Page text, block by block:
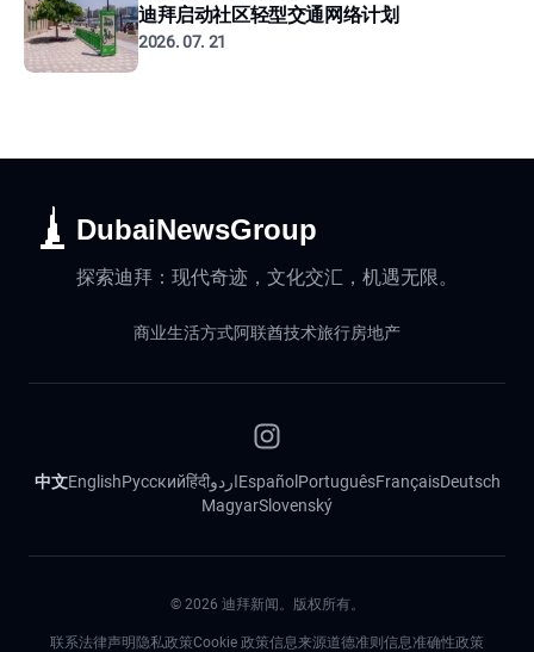
迪拜启动社区轻型交通网络计划
2026. 07. 21
DubaiNewsGroup
探索迪拜：现代奇迹，文化交汇，机遇无限。
商业生活方式阿联酋技术旅行房地产
中文EnglishРусскийहिंदीاردوEspañol PortuguêsFrançaisDeutsch
MagyarSlovenský
© 2026 迪拜新闻。版权所有。
联系法律声明 隐私政策Cookie 政策信息来源道德准则 信息准确性政策